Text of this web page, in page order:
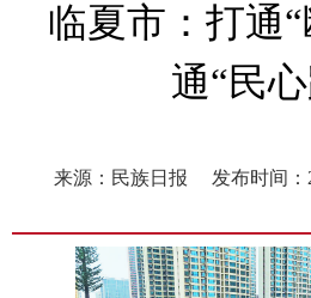
临夏市：打通
通“民
来源：民族日报
发布时间：